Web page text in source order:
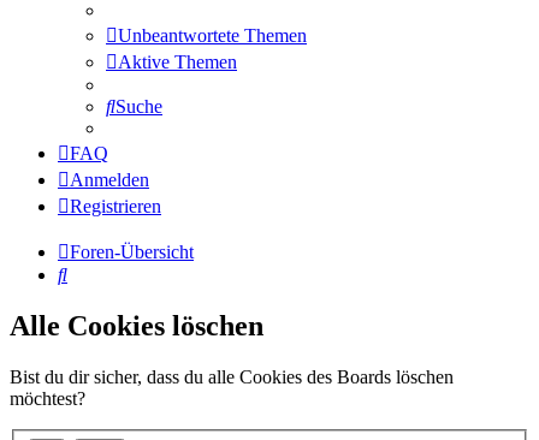
Unbeantwortete Themen
Aktive Themen
Suche
FAQ
Anmelden
Registrieren
Foren-Übersicht
Suche
Alle Cookies löschen
Bist du dir sicher, dass du alle Cookies des Boards löschen
möchtest?